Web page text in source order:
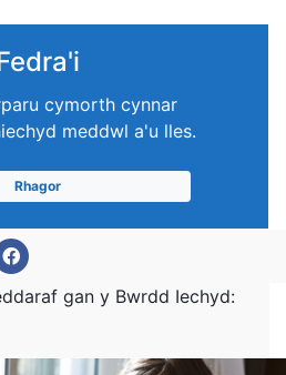
cymorth cynnar
meddwl a'u lles.
Rhagor
gan y Bwrdd Iechyd: